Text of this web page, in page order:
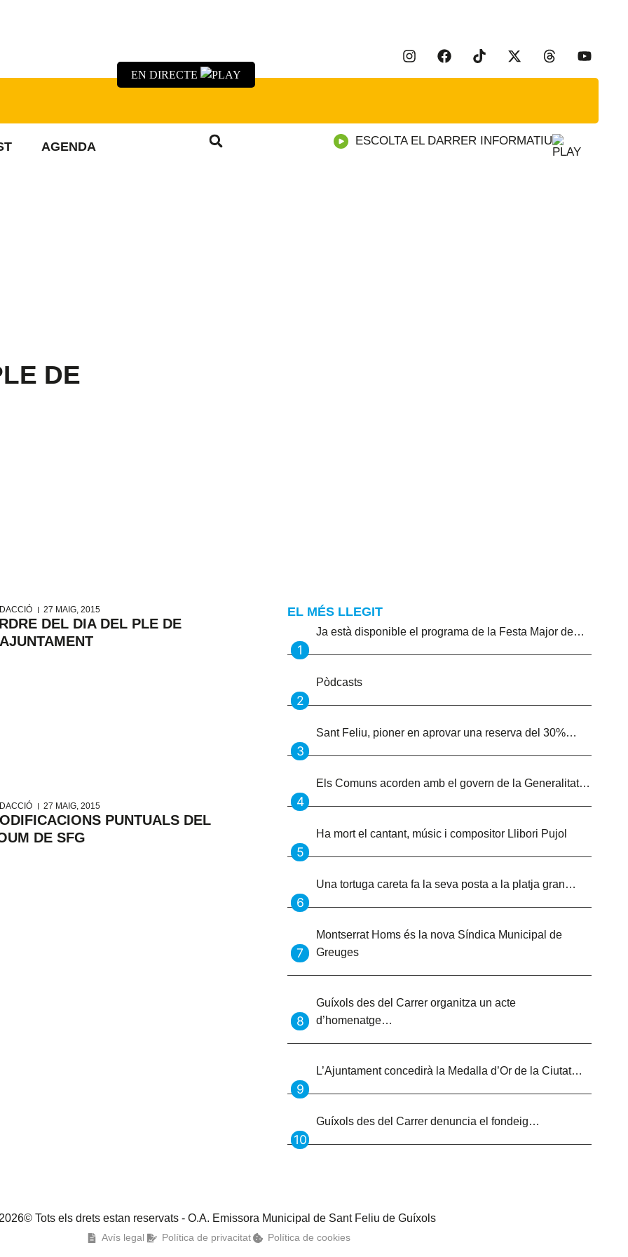
EN DIRECTE
AGENDA ESCOLTA EL DARRER INFORMATIU
DE
27 MAIG, 2015
DEL DIA DEL PLE DE
27 MAIG, 2015
PUNTUALS DEL
DE SFG
EL MÉS LLEGIT
Ja està disponible el programa de la Festa Major de…
Pòdcasts
Sant Feliu, pioner en aprovar una reserva del 30%…
Els Comuns acorden amb el govern de la Generalitat…
Ha mort el cantant, músic i compositor Llibori Pujol
Una tortuga careta fa la seva posta a la platja gran…
Montserrat Homs és la nova Síndica Municipal de
Greuges
Guíxols des del Carrer organitza un acte
d’homenatge…
L’Ajuntament concedirà la Medalla d’Or de la Ciutat…
Guíxols des del Carrer denuncia el fondeig…
2026© Tots els drets estan reservats - O.A. Emissora Municipal de Sant Feliu de Guíxols
Avís legal Política de privacitat Política de cookies